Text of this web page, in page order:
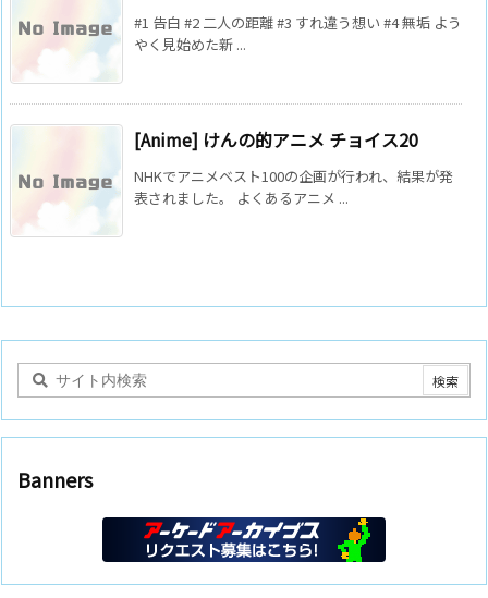
#1 告白 #2 二人の距離 #3 すれ違う想い #4 無垢 よう
やく見始めた新 ...
[Anime] けんの的アニメ チョイス20
NHKでアニメベスト100の企画が行われ、結果が発
表されました。 よくあるアニメ ...
Banners